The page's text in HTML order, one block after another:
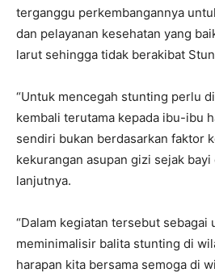
terganggu perkembangannya
dan pelayanan kesehatan yang
larut sehingga tidak berakibat
“Untuk mencegah stunting perlu
kembali terutama kepada ibu-ibu
sendiri bukan berdasarkan faktor
kekurangan asupan gizi sejak bayi
lanjutnya.
“Dalam kegiatan tersebut sebagai
meminimalisir balita stunting di
harapan kita bersama semoga di